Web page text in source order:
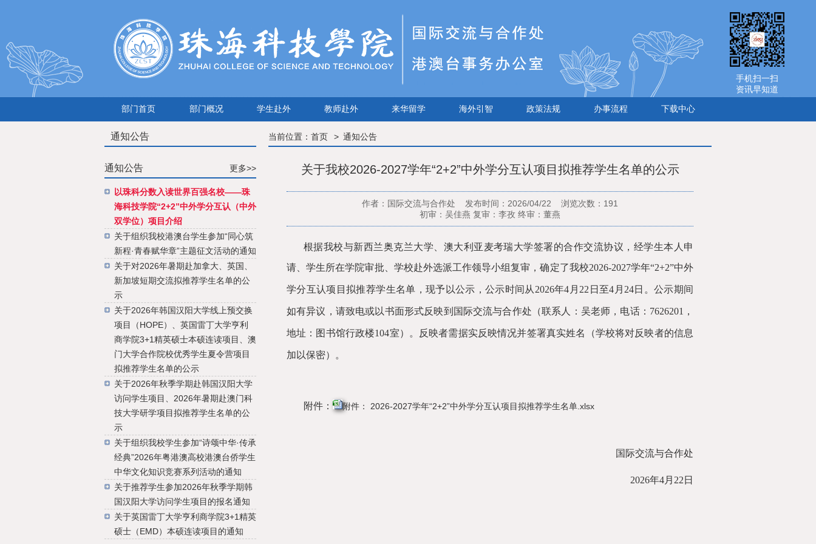
手机扫一扫
资讯早知道
部门首页 部门概况 学生赴外 教师赴外 来华留学 海外引智 政策法规 办事流程 下载中心
通知公告
通知公告 更多>>
以珠科分数入读世界百强名校——珠
海科技学院“2+2”中外学分互认（中外
双学位）项目介绍
关于组织我校港澳台学生参加“同心筑
新程·青春赋华章”主题征文活动的通知
关于对2026年暑期赴加拿大、英国、
新加坡短期交流拟推荐学生名单的公
示
关于2026年韩国汉阳大学线上预交换
项目（HOPE）、英国雷丁大学亨利
商学院3+1精英硕士本硕连读项目、澳
门大学合作院校优秀学生夏令营项目
拟推荐学生名单的公示
关于2026年秋季学期赴韩国汉阳大学
访问学生项目、2026年暑期赴澳门科
技大学研学项目拟推荐学生名单的公
示
关于组织我校学生参加“诗颂中华·传承
经典”2026年粤港澳高校港澳台侨学生
中华文化知识竞赛系列活动的通知
关于推荐学生参加2026年秋季学期韩
国汉阳大学访问学生项目的报名通知
关于英国雷丁大学亨利商学院3+1精英
硕士（EMD）本硕连读项目的通知
当前位置： 首页 通知公告
关于我校2026-2027学年“2+2”中外学分互认项目拟推荐学生名单的公示
作者：国际交流与合作处 发布时间：2026/04/22 浏览次数： 191
初审：吴佳燕 复审：李孜 终审：董燕
根据我校与新西兰奥克兰大学、澳大利亚麦考瑞大学签署的合作交流协议，经学生本人申
请、学生所在学院审批、学校赴外选派工作领导小组复审，确定了我校2026-2027学年“2+2”中外
学分互认项目拟推荐学生名单，现予以公示，公示时间从2026年4 月 22 日至4月 24日 。公示期间
如有异议，请致电或以书面形式反映到 国际交流与合作处 （联系人： 吴老师，电话： 7626201 ，
地址：图书馆行政楼104室）。反映者需据实反映情况并签署真实姓名（学校将对反映者的信息
加以保密）。
附件： 附件： 2026-2027学年“2+2”中外学分互认项目拟推荐学生名单.xlsx
国际交流与合作处
2026年4月 22 日